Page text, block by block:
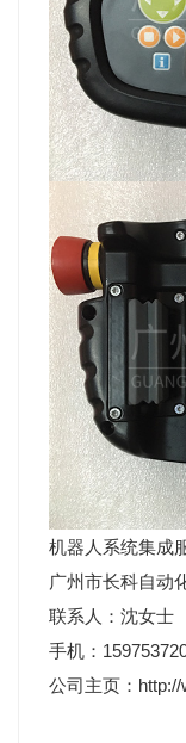
机器人系统集成
广州市长科自动
联系人：沈女士
手机：
公司主页：